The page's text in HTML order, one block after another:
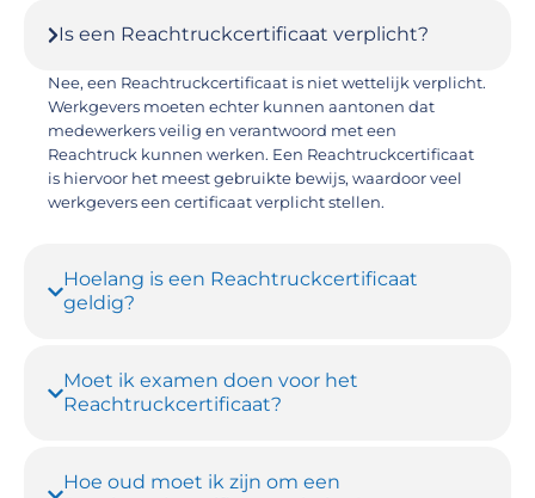
Is een Reachtruckcertificaat verplicht?
Nee, een Reachtruckcertificaat is niet wettelijk verplicht.
Werkgevers moeten echter kunnen aantonen dat
medewerkers veilig en verantwoord met een
Reachtruck kunnen werken. Een Reachtruckcertificaat
is hiervoor het meest gebruikte bewijs, waardoor veel
werkgevers een certificaat verplicht stellen.
Hoelang is een Reachtruckcertificaat
geldig?
Moet ik examen doen voor het
Reachtruckcertificaat?
Hoe oud moet ik zijn om een